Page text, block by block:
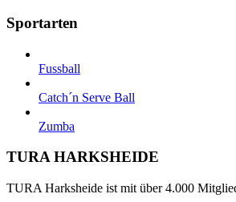
Sportarten
Fussball
Catch´n Serve Ball
Zumba
TURA HARKSHEIDE
TURA Harksheide ist mit über 4.000